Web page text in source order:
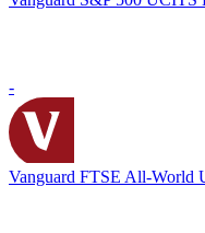
-
Vanguard FTSE All-World